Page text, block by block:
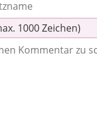
1000 Zeichen)